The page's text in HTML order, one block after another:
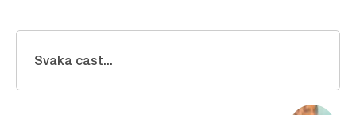
Svaka cast...